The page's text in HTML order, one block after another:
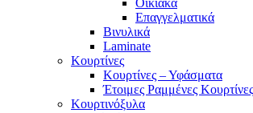
Οικιακά
Επαγγελματικά
Βινυλικά
Laminate
Κουρτίνες
Κουρτίνες – Υφάσματα
Έτοιμες Ραμμένες Κουρτίνες
Κουρτινόξυλα